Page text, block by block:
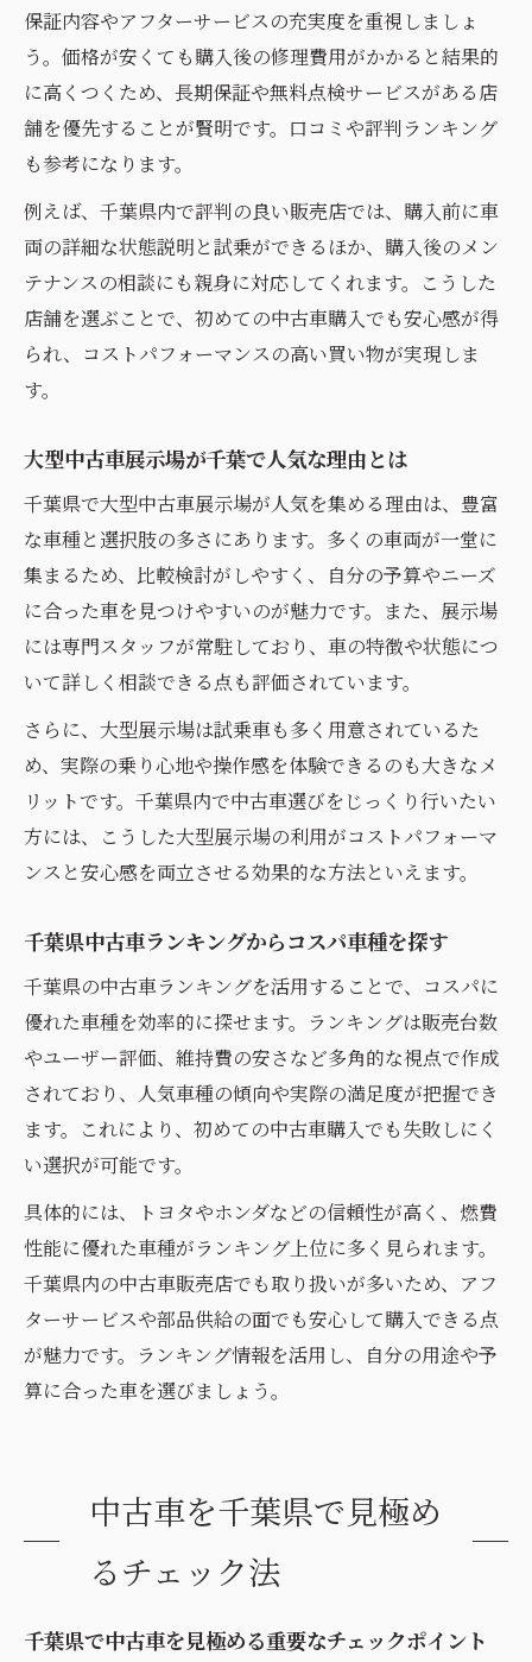
保証内容やアフターサービスの充実度を重視しましょ
う。価格が安くても購入後の修理費用がかかると結果的
に高くつくため、長期保証や無料点検サービスがある店
舗を優先することが賢明です。口コミや評判ランキング
も参考になります。
例えば、千葉県内で評判の良い販売店では、購入前に車
両の詳細な状態説明と試乗ができるほか、購入後のメン
テナンスの相談にも親身に対応してくれます。こうした
店舗を選ぶことで、初めての中古車購入でも安心感が得
られ、コストパフォーマンスの高い買い物が実現しま
す。
大型中古車展示場が千葉で人気な理由とは
千葉県で大型中古車展示場が人気を集める理由は、豊富
な車種と選択肢の多さにあります。多くの車両が一堂に
集まるため、比較検討がしやすく、自分の予算やニーズ
に合った車を見つけやすいのが魅力です。また、展示場
には専門スタッフが常駐しており、車の特徴や状態につ
いて詳しく相談できる点も評価されています。
さらに、大型展示場は試乗車も多く用意されているた
め、実際の乗り心地や操作感を体験できるのも大きなメ
リットです。千葉県内で中古車選びをじっくり行いたい
方には、こうした大型展示場の利用がコストパフォーマ
ンスと安心感を両立させる効果的な方法といえます。
千葉県中古車ランキングからコスパ車種を探す
千葉県の中古車ランキングを活用することで、コスパに
優れた車種を効率的に探せます。ランキングは販売台数
やユーザー評価、維持費の安さなど多角的な視点で作成
されており、人気車種の傾向や実際の満足度が把握でき
ます。これにより、初めての中古車購入でも失敗しにく
い選択が可能です。
具体的には、トヨタやホンダなどの信頼性が高く、燃費
性能に優れた車種がランキング上位に多く見られます。
千葉県内の中古車販売店でも取り扱いが多いため、アフ
ターサービスや部品供給の面でも安心して購入できる点
が魅力です。ランキング情報を活用し、自分の用途や予
算に合った車を選びましょう。
中古車を千葉県で見極め
るチェック法
千葉県で中古車を見極める重要なチェックポイント